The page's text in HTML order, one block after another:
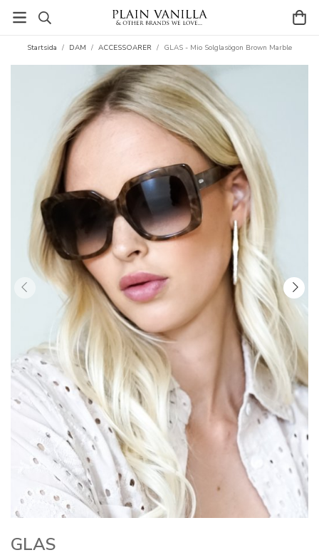
Startsida / DAM / ACCESSOARER / GLAS - Mio Solglasögon Brown Marble
GLAS